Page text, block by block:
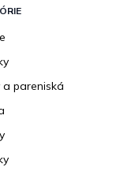
a pareniská